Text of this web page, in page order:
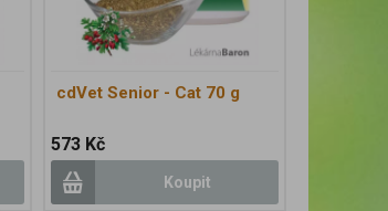
cdVet Senior - Cat 70 g
573 Kč
Koupit